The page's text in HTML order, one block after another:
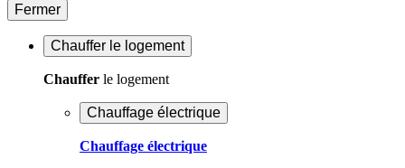
Fermer
Chauffer le logement
Chauffer le logement
Chauffage électrique
Chauffage électrique